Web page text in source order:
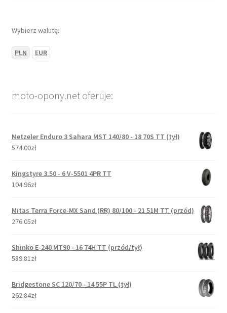
Wybierz walutę:
PLN EUR
moto-opony.net oferuje:
Metzeler Enduro 3 Sahara MST 140/80 - 18 70S TT (tył)
574.00zł
Kingstyre 3.50 - 6 V-5501 4PR TT
104.96zł
Mitas Terra Force-MX Sand (RR) 80/100 - 21 51M TT (przód)
276.05zł
Shinko E-240 MT90 - 16 74H TT (przód/tył)
589.81zł
Bridgestone SC 120/70 - 14 55P TL (tył)
262.84zł